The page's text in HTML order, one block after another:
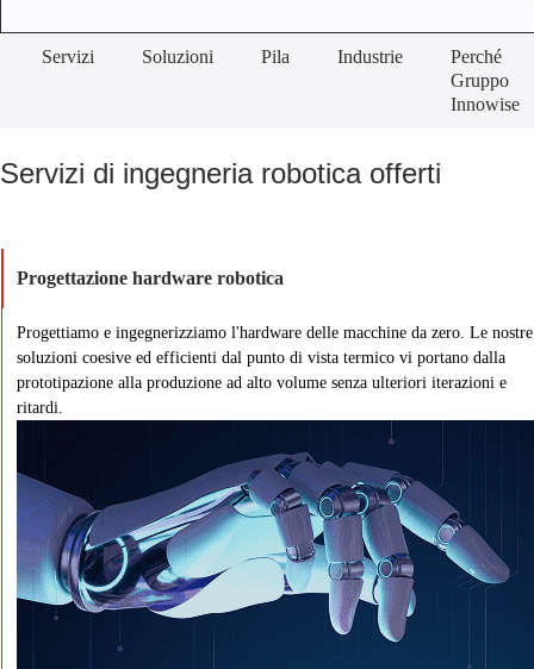
Servizi Soluzioni Pila Industrie
Perché
Gruppo
Innowise
Servizi di ingegneria robotica offerti
Progettazione hardware robotica
Progettiamo e ingegnerizziamo l'hardware delle macchine da zero. Le nostre
soluzioni coesive ed efficienti dal punto di vista termico vi portano dalla
prototipazione alla produzione ad alto volume senza ulteriori iterazioni e
ritardi.